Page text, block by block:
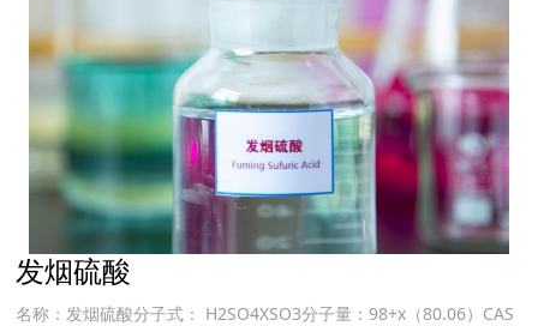
发烟硫酸
名称：发烟硫酸分子式： H2SO4XSO3分子量：98+x（80.06）CAS